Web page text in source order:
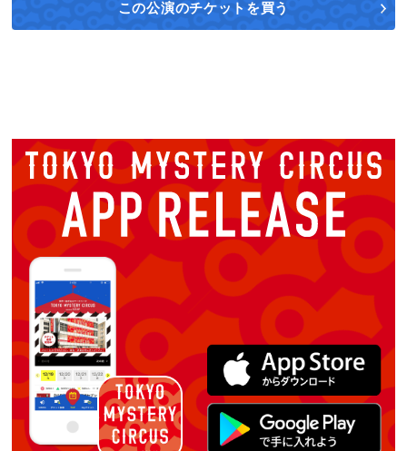
この公演のチケットを買う